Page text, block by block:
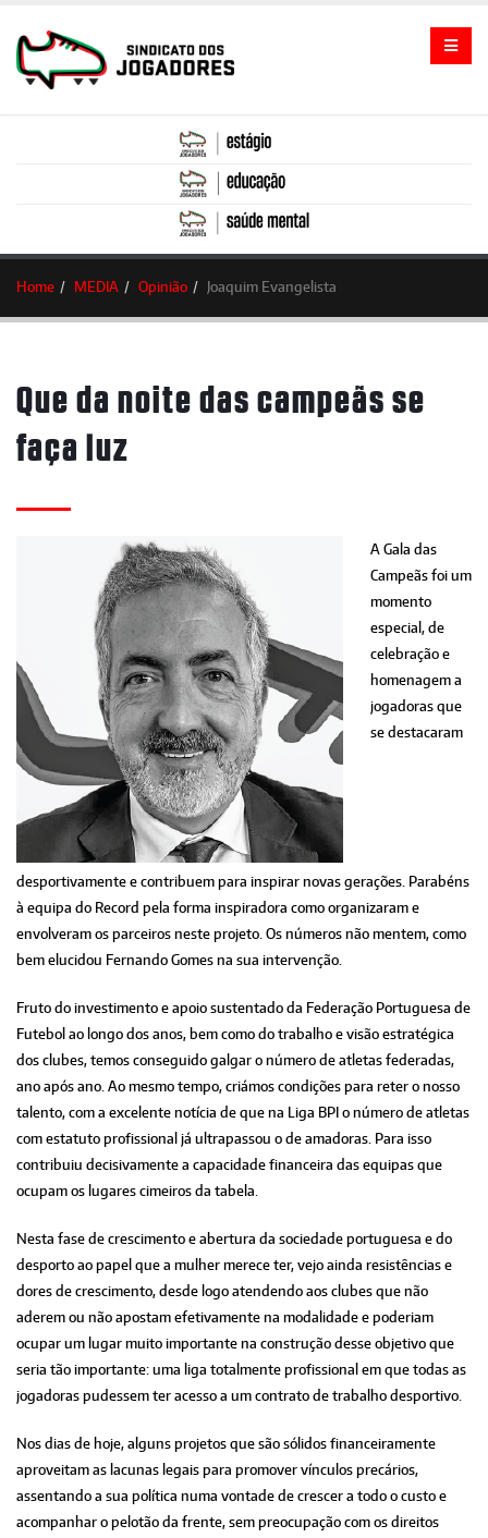
Home MEDIA Opinião Joaquim Evangelista
Que da noite das campeãs se
faça luz
A Gala das
Campeãs foi um
momento
especial, de
celebração e
homenagem a
jogadoras que
se destacaram
desportivamente e contribuem para inspirar novas gerações. Parabéns
à equipa do Record pela forma inspiradora como organizaram e
envolveram os parceiros neste projeto. Os números não mentem, como
bem elucidou Fernando Gomes na sua intervenção.
Fruto do investimento e apoio sustentado da Federação Portuguesa de
Futebol ao longo dos anos, bem como do trabalho e visão estratégica
dos clubes, temos conseguido galgar o número de atletas federadas,
ano após ano. Ao mesmo tempo, criámos condições para reter o nosso
talento, com a excelente notícia de que na Liga BPI o número de atletas
com estatuto profissional já ultrapassou o de amadoras. Para isso
contribuiu decisivamente a capacidade financeira das equipas que
ocupam os lugares cimeiros da tabela.
Nesta fase de crescimento e abertura da sociedade portuguesa e do
desporto ao papel que a mulher merece ter, vejo ainda resistências e
dores de crescimento, desde logo atendendo aos clubes que não
aderem ou não apostam efetivamente na modalidade e poderiam
ocupar um lugar muito importante na construção desse objetivo que
seria tão importante: uma liga totalmente profissional em que todas as
jogadoras pudessem ter acesso a um contrato de trabalho desportivo.
Nos dias de hoje, alguns projetos que são sólidos financeiramente
aproveitam as lacunas legais para promover vínculos precários,
assentando a sua política numa vontade de crescer a todo o custo e
acompanhar o pelotão da frente, sem preocupação com os direitos